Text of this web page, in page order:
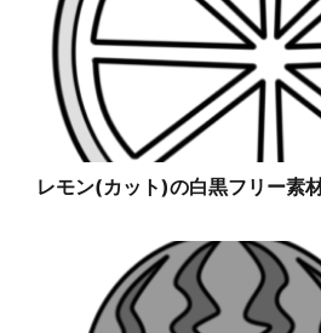
レモン(カット)の白黒フリー素